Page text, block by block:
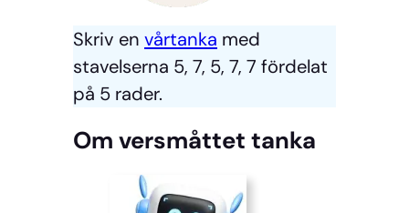
Skriv en vårtanka med
stavelserna 5, 7, 5, 7, 7 fördelat
på 5 rader.
Om versmåttet tanka